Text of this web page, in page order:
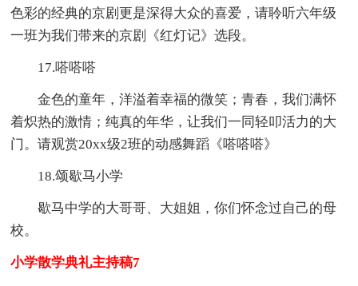
色彩的经典的京剧更是深得大众的喜爱，请聆听六年级
一班为我们带来的京剧《红灯记》选段。
17.嗒嗒嗒
金色的童年，洋溢着幸福的微笑；青春，我们满怀
着炽热的激情；纯真的年华，让我们一同轻叩活力的大
门。请观赏20xx级2班的动感舞蹈《嗒嗒嗒》
18.颂歇马小学
歇马中学的大哥哥、大姐姐，你们怀念过自己的母
校。
小学散学典礼主持稿7